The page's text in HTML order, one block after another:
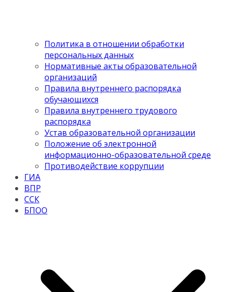
Политика в отношении обработки
персональных данных
Нормативные акты образовательной
организаций
Правила внутреннего распорядка
обучающихся
Правила внутреннего трудового
распорядка
Устав образовательной организации
Положение об электронной
информационно-образовательной среде
Противодействие коррупции
ГИА
ВПР
ССК
БПОО